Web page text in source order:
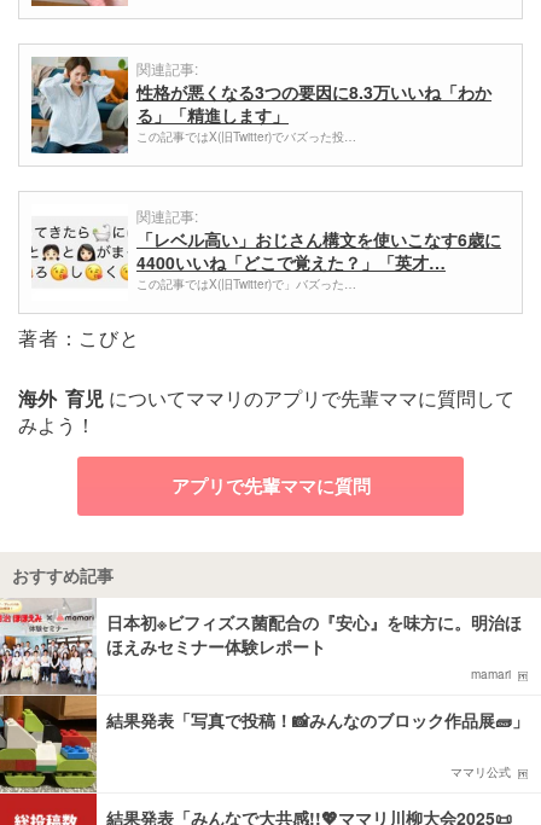
関連記事:
性格が悪くなる3つの要因に8.3万いいね「わか
る」「精進します」
この記事ではX(旧Twitter)でバズった投…
関連記事:
「レベル高い」おじさん構文を使いこなす6歳に
4400いいね「どこで覚えた？」「英才…
この記事ではX(旧Twitter)で」バズった…
著者：こびと
海外 育児 についてママリのアプリで先輩ママに質問して
みよう！
アプリで先輩ママに質問
おすすめ記事
日本初※ビフィズス菌配合の『安心』を味方に。明治ほ
ほえみセミナー体験レポート
mamari
結果発表「写真で投稿！📸みんなのブロック作品展🧱」
ママリ公式
結果発表「みんなで大共感!!💖ママリ川柳大会2025📜